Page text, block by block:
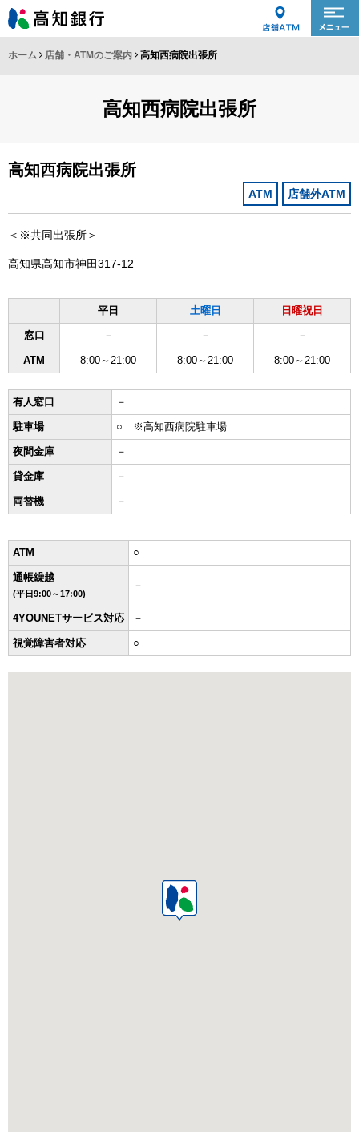
ホーム 店舗・ATMのご案内 高知西病院出張所
高知西病院出張所
高知西病院出張所
ATM 店舗外ATM
＜※共同出張所＞
高知県高知市神田317-12
平日 土曜日 日曜祝日
窓口 － － －
ATM 8:00～21:00 8:00～21:00 8:00～21:00
有人窓口 －
駐車場 ○ ※高知西病院駐車場
夜間金庫 －
貸金庫 －
両替機 －
ATM ○
通帳繰越
(平日9:00～17:00)
－
4YOUNETサービス対応 －
視覚障害者対応 ○